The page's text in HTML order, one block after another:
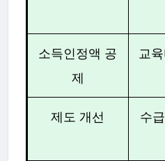
소득인정액 공
제
교
제도 개선
수